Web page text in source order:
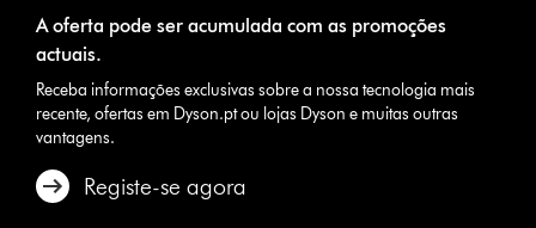
A oferta pode ser acumulada com as promoções
actuais.​
Receba informações exclusivas sobre a nossa tecnologia mais
recente, ofertas em Dyson.pt ou lojas Dyson e muitas outras
vantagens.
Registe-se agora